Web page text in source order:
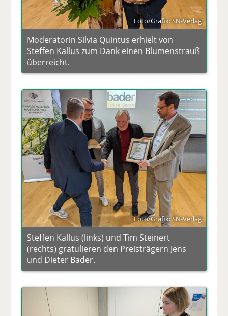
Foto/Grafik: SN-Verlag
Moderatorin Silvia Quintus erhielt von
Steffen Kallus zum Dank einen Blumenstrauß
überreicht.
Foto/Grafik: SN-Verlag
Steffen Kallus (links) und Tim Steinert
(rechts) gratulieren den Preisträgern Jens
und Dieter Bader.